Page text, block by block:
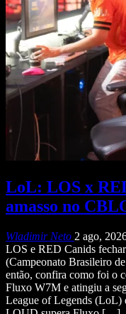
LoL: LOS x
amasso no
Wladimir Neto 2 ago,
LOS e RED Canids
(Campeonato Brasileiro
então, confira como foi o
Fluxo W7M e atingiu a
League of Legends (LoL)